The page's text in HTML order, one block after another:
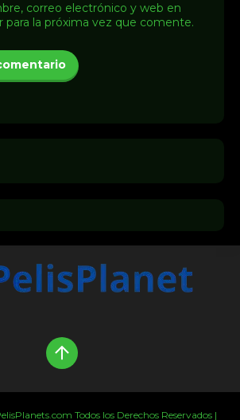
correo electrónico y web en
para la próxima vez que comente.
Todos los Derechos Reservados |